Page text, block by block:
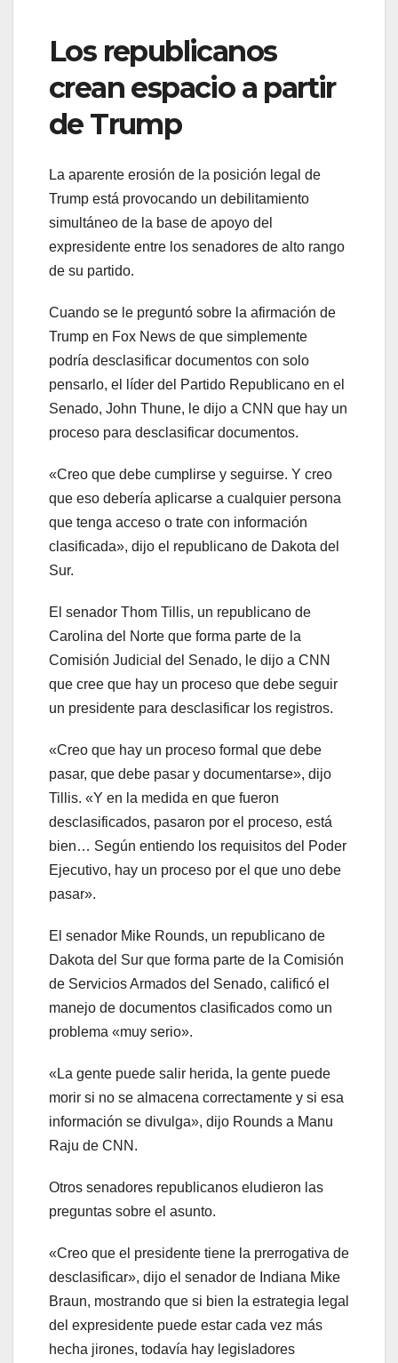
Los republicanos
crean espacio a partir
de Trump
La aparente erosión de la posición legal de
Trump está provocando un debilitamiento
simultáneo de la base de apoyo del
expresidente entre los senadores de alto rango
de su partido.
Cuando se le preguntó sobre la afirmación de
Trump en Fox News de que simplemente
podría desclasificar documentos con solo
pensarlo, el líder del Partido Republicano en el
Senado, John Thune, le dijo a CNN que hay un
proceso para desclasificar documentos.
«Creo que debe cumplirse y seguirse. Y creo
que eso debería aplicarse a cualquier persona
que tenga acceso o trate con información
clasificada», dijo el republicano de Dakota del
Sur.
El senador Thom Tillis, un republicano de
Carolina del Norte que forma parte de la
Comisión Judicial del Senado, le dijo a CNN
que cree que hay un proceso que debe seguir
un presidente para desclasificar los registros.
«Creo que hay un proceso formal que debe
pasar, que debe pasar y documentarse», dijo
Tillis. «Y en la medida en que fueron
desclasificados, pasaron por el proceso, está
bien… Según entiendo los requisitos del Poder
Ejecutivo, hay un proceso por el que uno debe
pasar».
El senador Mike Rounds, un republicano de
Dakota del Sur que forma parte de la Comisión
de Servicios Armados del Senado, calificó el
manejo de documentos clasificados como un
problema «muy serio».
«La gente puede salir herida, la gente puede
morir si no se almacena correctamente y si esa
información se divulga», dijo Rounds a Manu
Raju de CNN.
Otros senadores republicanos eludieron las
preguntas sobre el asunto.
«Creo que el presidente tiene la prerrogativa de
desclasificar», dijo el senador de Indiana Mike
Braun, mostrando que si bien la estrategia legal
del expresidente puede estar cada vez más
hecha jirones, todavía hay legisladores